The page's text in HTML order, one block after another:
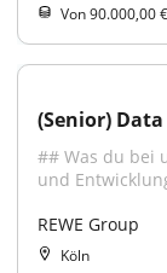
Von 90.000,00
(Senior)
## Was du bei
und
REWE Group
Köln